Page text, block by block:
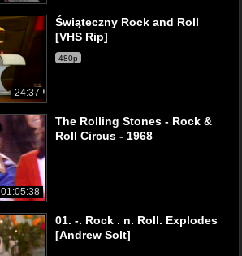
24:37
Świąteczny Rock and Roll
[VHS Rip]
480p
01:05:38
The Rolling Stones - Rock &
Roll Circus - 1968
01. -. Rock . n. Roll. Explodes
[Andrew Solt]